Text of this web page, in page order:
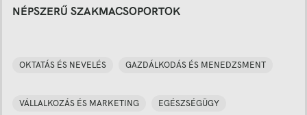
NÉPSZERŰ SZAKMACSOPORTOK
OKTATÁS ÉS NEVELÉS GAZDÁLKODÁS ÉS MENEDZSMENT
VÁLLALKOZÁS ÉS MARKETING EGÉSZSÉGÜGY